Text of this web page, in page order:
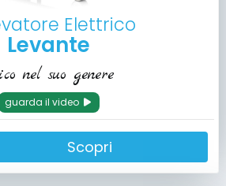
Elettrico
Levante
nel suo genere
guarda il video
Scopri